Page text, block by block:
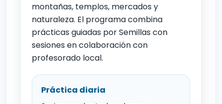
montañas, templos, mercados y
naturaleza. El programa combina
prácticas guiadas por Semillas con
sesiones en colaboración con
profesorado local.
Práctica diaria